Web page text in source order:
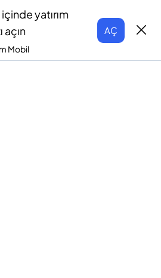
yatırım
açın
Mobil
AÇ